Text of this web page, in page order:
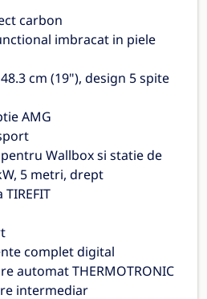
carbon
imbracat in piele
cm (19"), design 5 spite
AMG
Wallbox si statie de
5 metri, drept
complet digital
automat THERMOTRONIC
intermediar